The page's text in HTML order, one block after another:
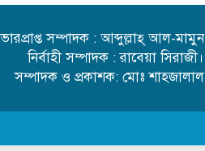
ভারপ্রাপ্ত সম্পাদক : আব্দুল্লাহ্ আল-মামুন
নির্বাহী সম্পাদক : রাবেয়া সিরাজী।
সম্পাদক ও প্রকাশক: মোঃ শাহজালাল